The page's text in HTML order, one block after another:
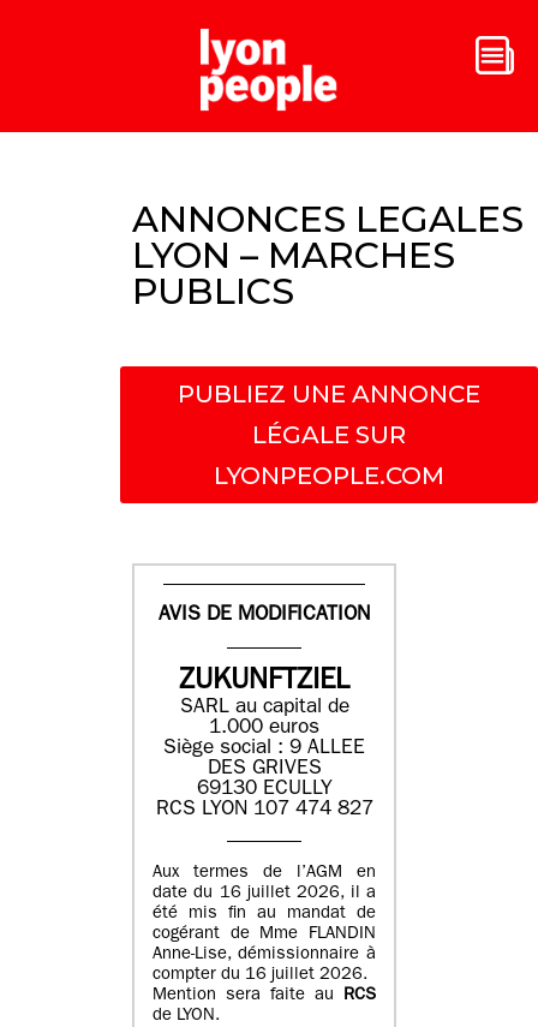
ANNONCES LEGALES
LYON – MARCHES
PUBLICS
PUBLIEZ UNE ANNONCE
LÉGALE SUR
LYONPEOPLE.COM
AVIS DE MODIFICATION
ZUKUNFTZIEL
SARL au capital de
1.000 euros
Siège social : 9 ALLEE
DES GRIVES
69130 ECULLY
RCS LYON 107 474 827
Aux termes de l’AGM en
date du 16 juillet 2026, il a
été mis fin au mandat de
cogérant de Mme FLANDIN
Anne-Lise, démissionnaire à
compter du 16 juillet 2026.
Mention sera faite au RCS
de LYON.